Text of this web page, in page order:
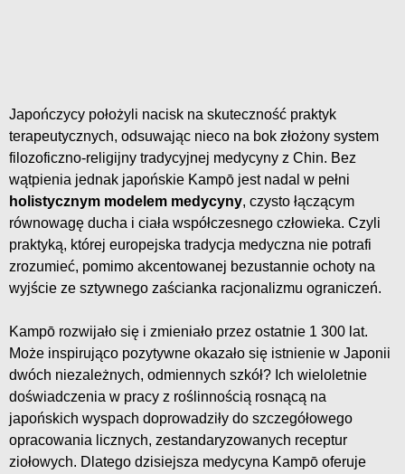
Japończycy położyli nacisk na skuteczność praktyk
terapeutycznych, odsuwając nieco na bok złożony system
filozoficzno-religijny tradycyjnej medycyny z Chin. Bez
wątpienia jednak japońskie Kampō jest nadal w pełni
holistycznym modelem medycyny, czysto łączącym
równowagę ducha i ciała współczesnego człowieka. Czyli
praktyką, której europejska tradycja medyczna nie potrafi
zrozumieć, pomimo akcentowanej bezustannie ochoty na
wyjście ze sztywnego zaścianka racjonalizmu ograniczeń.
Kampō rozwijało się i zmieniało przez ostatnie 1 300 lat.
Może inspirująco pozytywne okazało się istnienie w Japonii
dwóch niezależnych, odmiennych szkół? Ich wieloletnie
doświadczenia w pracy z roślinnością rosnącą na
japońskich wyspach doprowadziły do szczegółowego
opracowania licznych, zestandaryzowanych receptur
ziołowych. Dlatego dzisiejsza medycyna Kampō oferuje